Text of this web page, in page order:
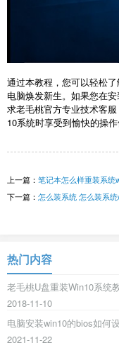
通过本教程，您可以轻松
电脑焕发新生。如果您在
求老毛桃官方专业技术客
10系统时享受到愉快的操
上一篇： 笔记本怎么样重装系统
下一篇： 怎么装系统 怎么装系
热门内容
老毛桃U盘重装Win10系统
2018-11-10
电脑安装win10的bios如何
2021-11-22